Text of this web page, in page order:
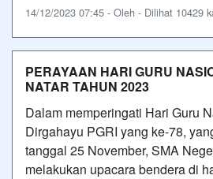
14/12/2023 07:45 - Oleh - Dilihat 10429
PERAYAAN HARI GURU
NATAR TAHUN 2023
Dalam memperingati Hari Guru
Dirgahayu PGRI yang ke-78,
tanggal 25 November, SMA
melakukan upacara bendera di